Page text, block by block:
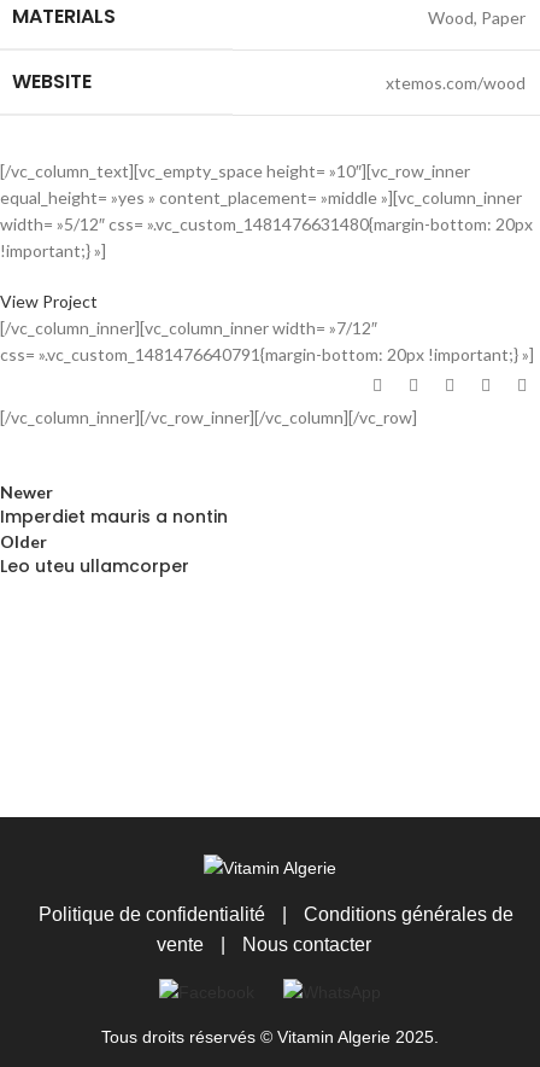
MATERIALS Wood, Paper
WEBSITE xtemos.com/wood
[/vc_column_text][vc_empty_space height= »10″][vc_row_inner
equal_height= »yes » content_placement= »middle »][vc_column_inner
width= »5/12″ css= ».vc_custom_1481476631480{margin-bottom: 20px
!important;} »]
View Project
[/vc_column_inner][vc_column_inner width= »7/12″
css= ».vc_custom_1481476640791{margin-bottom: 20px !important;} »]
[/vc_column_inner][/vc_row_inner][/vc_column][/vc_row]
Newer
Imperdiet mauris a nontin
Older
Leo uteu ullamcorper
Politique de confidentialité
Conditions générales de
vente
Nous contacter
Tous droits réservés © Vitamin Algerie 2025.